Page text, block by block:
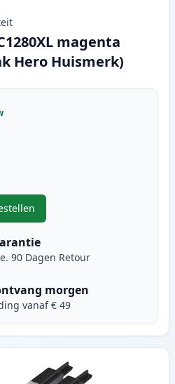
magenta
Hero Huismerk)
aan te passen
,2 stuks Brother LC1280XL
90 Dagen Retour
morgen
vanaf € 49